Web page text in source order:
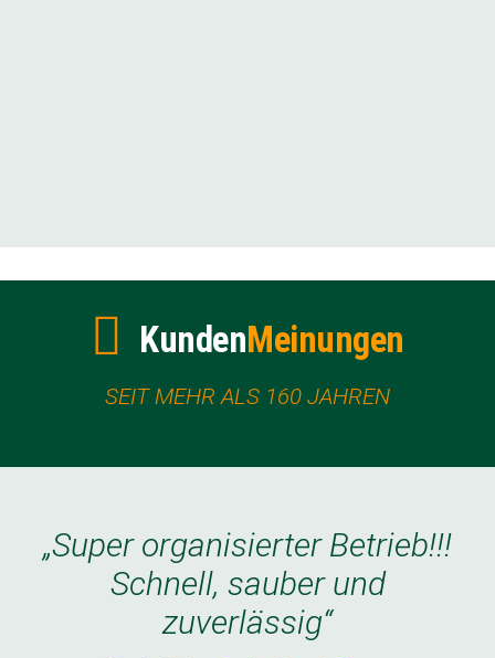
KundenMeinungen
SEIT MEHR ALS 160 JAHREN
„Super organisierter Betrieb!!!
Schnell, sauber und
zuverlässig“
„Super organisierter Betrieb!!!
Schnell, sauber und
zuverlässig“